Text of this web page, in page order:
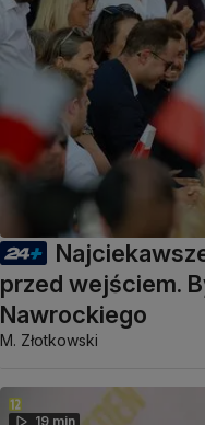
przed wejściem.
Nawrockiego
M. Złotkowski
19 min